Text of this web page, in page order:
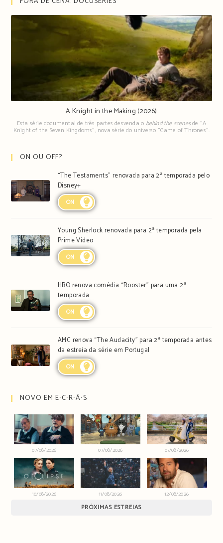
A Knight in the Making (2026)
Esta série documental de três partes desvenda o behind the scenesde "A
Knight of the Seven Kingdoms", nova série do universo "Game of Thrones".
ON OU OFF?
“The Testaments” renovada para 2ª temporada pelo
Disney+
ON
Young Sherlock renovada para 2ª temporada pela
Prime Video
ON
HBO renova comédia “Rooster” para uma 2ª
temporada
ON
AMC renova “The Audacity” para 2ª temporada antes
da estreia da série em Portugal
ON
NOVO EM E∙C∙R∙Ã∙S
07/08/2026 07/08/2026 07/08/2026
10/08/2026 11/08/2026 12/08/2026
PRÓXIMAS ESTREIAS